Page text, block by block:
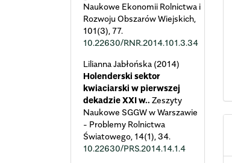
Naukowe Ekonomii Rolnictwa i
Rozwoju Obszarów Wiejskich,
101(3), 77.
10.22630/RNR.2014.101.3.34
Lilianna Jabłońska (2014)
Holenderski sektor
kwiaciarski w pierwszej
dekadzie XXI w.. Zeszyty
Naukowe SGGW w Warszawie
- Problemy Rolnictwa
Światowego, 14(1), 34.
10.22630/PRS.2014.14.1.4